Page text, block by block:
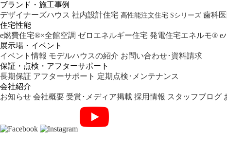
ブランド・施工事例
デザイナーズハウス 社内設計住宅 高性能注文住宅 Sシリーズ 歯科
住宅性能
e燃費住宅®︎×全館空調 ゼロエネルギー住宅 発電住宅エネルモ®︎ e
展示場・イベント
イベント情報 モデルハウスの紹介 お問い合わせ･資料請求
保証・点検・アフターサポート
長期保証 アフターサポート 定期点検･メンテナンス
会社紹介
お知らせ 会社概要 受賞･メディア掲載 採用情報 スタッフブログ